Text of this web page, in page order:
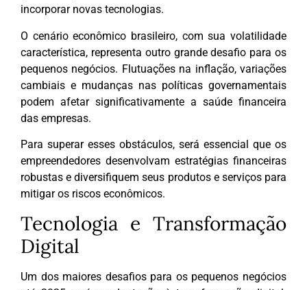
incorporar novas tecnologias.
O cenário econômico brasileiro, com sua volatilidade
característica, representa outro grande desafio para os
pequenos negócios. Flutuações na inflação, variações
cambiais e mudanças nas políticas governamentais
podem afetar significativamente a saúde financeira
das empresas.
Para superar esses obstáculos, será essencial que os
empreendedores desenvolvam estratégias financeiras
robustas e diversifiquem seus produtos e serviços para
mitigar os riscos econômicos.
Tecnologia e Transformação
Digital
Um dos maiores desafios para os pequenos negócios